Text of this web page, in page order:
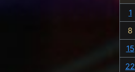
1
8
15
22